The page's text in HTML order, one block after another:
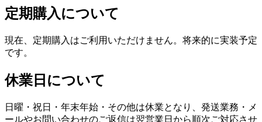
定期購入について
現在、定期購入はご利用いただけません。将来的に実装予定
です。
休業日について
日曜・祝日・年末年始・その他は休業となり、発送業務・メ
ールやお問い合わせのご返信は翌営業日から順次ご対応させ